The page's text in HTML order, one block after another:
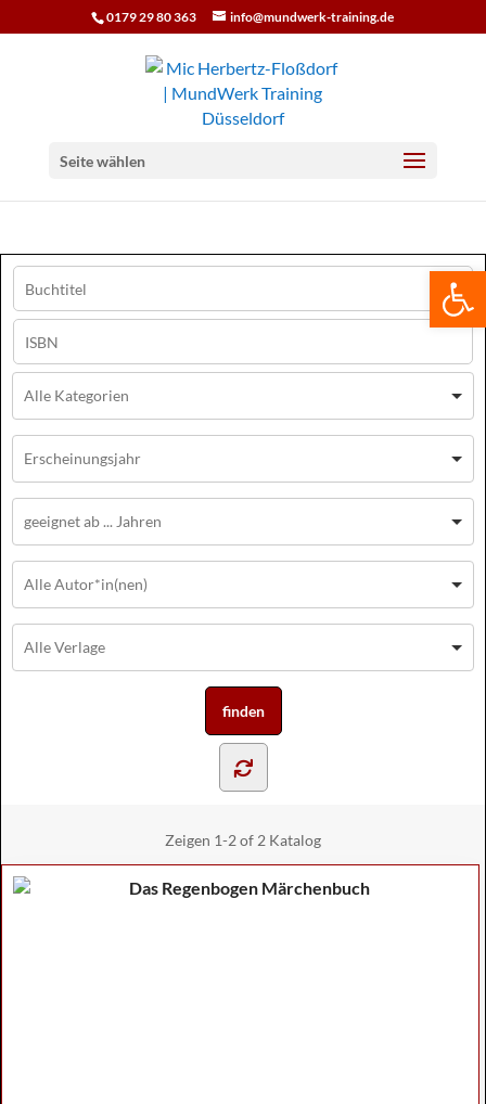
0179 29 80 363 info@mundwerk-training.de
Seite wählen
Zeigen 1-2 of 2 Katalog